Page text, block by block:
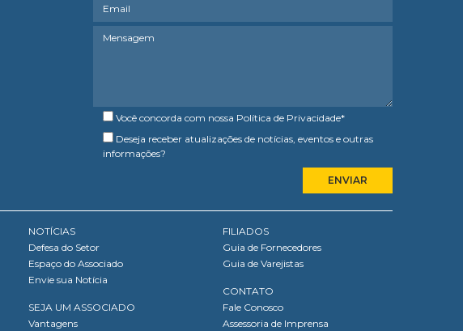
Você concorda com nossa Política de Privacidade*
Deseja receber atualizações de notícias, eventos e outras
informações?
NOTÍCIAS
Defesa do Setor
Espaço do Associado
Envie sua Notícia
SEJA UM ASSOCIADO
Vantagens
FILIADOS
Guia de Fornecedores
Guia de Varejistas
CONTATO
Fale Conosco
Assessoria de Imprensa